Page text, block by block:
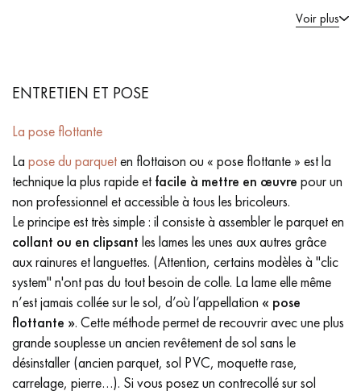
Voir plus
ENTRETIEN ET POSE
La pose flottante
La pose du parqueten flottaison ou « pose flottante » est la
technique la plus rapide et facile à mettre en œuvre pour un
non professionnel et accessible à tous les bricoleurs.
Le principe est très simple : il consiste à assembler le parquet en
collant ou en clipsant les lames les unes aux autres grâce
aux rainures et languettes. (Attention, certains modèles à "clic
system" n'ont pas du tout besoin de colle. La lame elle même
n’est jamais collée sur le sol, d’où l’appellation « pose
flottante ». Cette méthode permet de recouvrir avec une plus
grande souplesse un ancien revêtement de sol sans le
désinstaller (ancien parquet, sol PVC, moquette rase,
carrelage, pierre…). Si vous posez un contrecollé sur sol